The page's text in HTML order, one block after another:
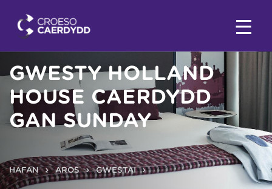
GWESTY HOLLAND
HOUSE CAERDYDD
GAN SUNDAY
HAFAN AROS GWESTAI